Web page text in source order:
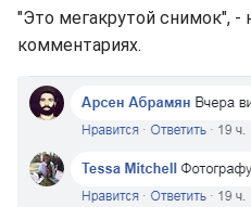
"Это мегакрутой снимок", -
комментариях.